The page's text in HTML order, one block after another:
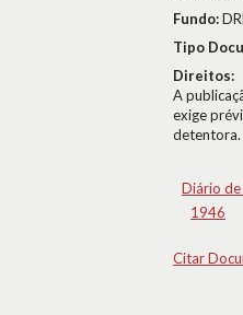
Fundo:
Tipo
Direitos:
A
exige
detentora.
Diário de
1946
Citar